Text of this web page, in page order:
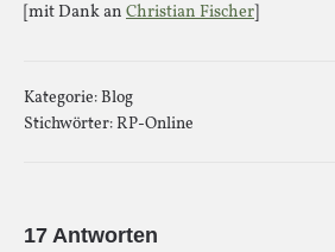
[mit Dank an Christian Fischer]
Kategorie:Blog
Stichwörter: RP-Online
17 Antworten